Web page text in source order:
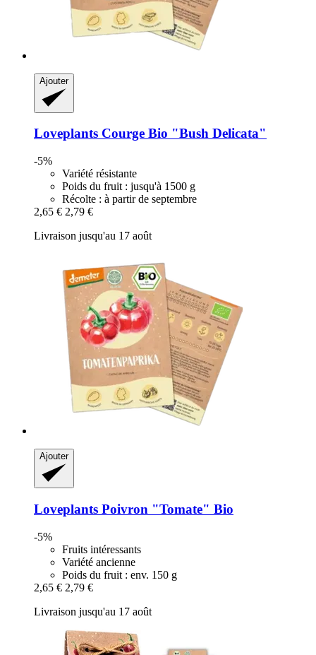
Ajouter
Loveplants Courge Bio "Bush Delicata"
-5%
Variété résistante
Poids du fruit : jusqu'à 1500 g
Récolte : à partir de septembre
2,65 € 2,79 €
Livraison jusqu'au 17 août
Ajouter
Loveplants Poivron "Tomate" Bio
-5%
Fruits intéressants
Variété ancienne
Poids du fruit : env. 150 g
2,65 € 2,79 €
Livraison jusqu'au 17 août